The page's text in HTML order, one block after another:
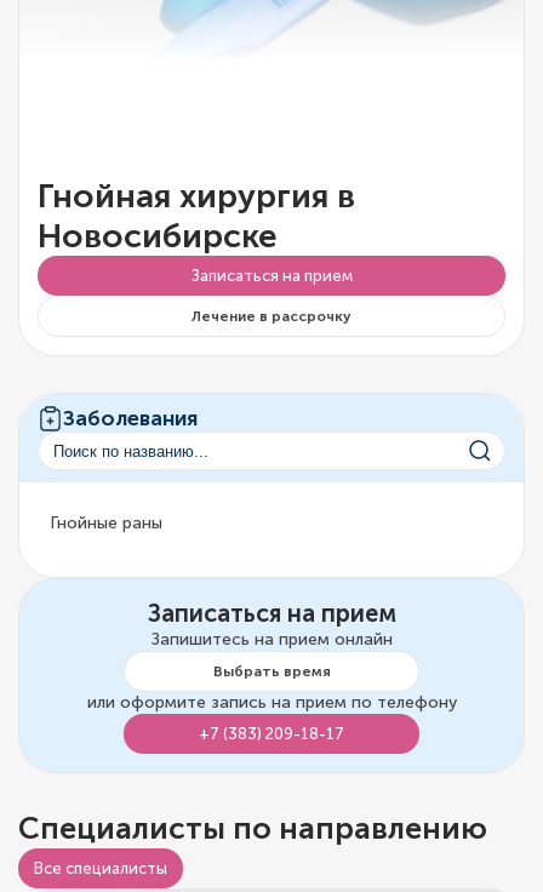
Гнойная хирургия в
Новосибирске
Записаться на прием
Лечение в рассрочку
Заболевания
Гнойные раны
Записаться на прием
Запишитесь на прием онлайн
Выбрать время
или оформите запись на прием по телефону
+7 (383) 209-18-17
Специалисты по направлению
Все специалисты